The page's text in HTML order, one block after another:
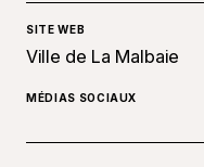
SITE WEB
Ville de La Malbaie
MÉDIAS SOCIAUX